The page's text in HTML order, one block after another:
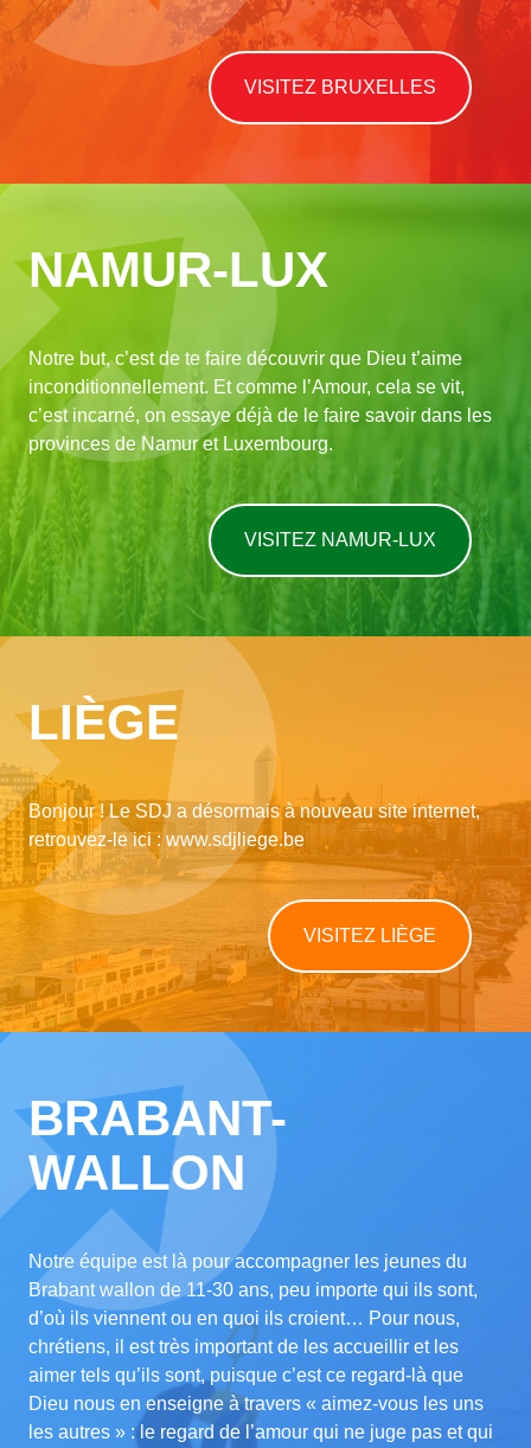
VISITEZ BRUXELLES
NAMUR-LUX
Notre but, c’est de te faire découvrir que Dieu t’aime
inconditionnellement. Et comme l’Amour, cela se vit,
c’est incarné, on essaye déjà de le faire savoir dans les
provinces de Namur et Luxembourg.
VISITEZ NAMUR-LUX
LIÈGE
Bonjour ! Le SDJ a désormais à nouveau site internet,
retrouvez-le ici : www.sdjliege.be
VISITEZ LIÈGE
BRABANT-
WALLON
Notre équipe est là pour accompagner les jeunes du
Brabant wallon de 11-30 ans, peu importe qui ils sont,
d’où ils viennent ou en quoi ils croient… Pour nous,
chrétiens, il est très important de les accueillir et les
aimer tels qu’ils sont, puisque c’est ce regard-là que
Dieu nous en enseigne à travers « aimez-vous les uns
les autres » : le regard de l’amour qui ne juge pas et qui